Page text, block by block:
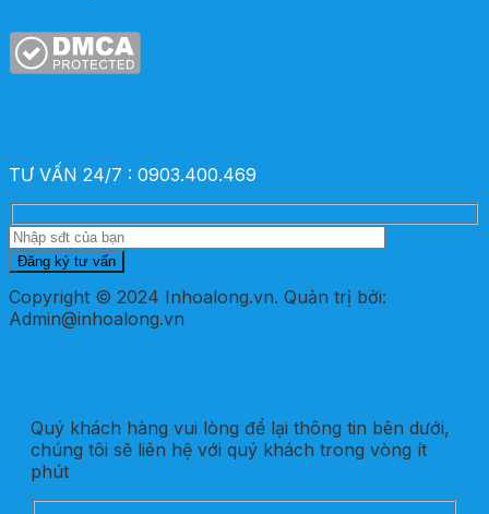
TƯ VẤN 24/7 : 0903.400.469
Copyright © 2024 Inhoalong.vn. Quản trị bởi:
Admin@inhoalong.vn
Quý khách hàng vui lòng để lại thông tin bên dưới,
chúng tôi sẽ liên hệ với quý khách trong vòng ít
phút